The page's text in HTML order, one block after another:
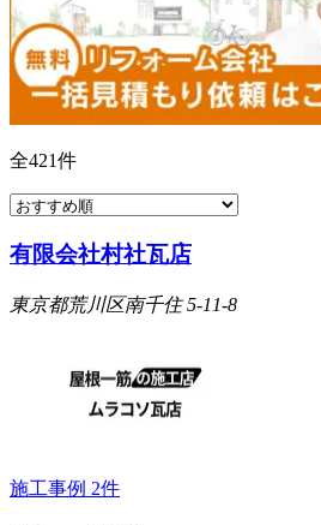
全421件
有限会社村社瓦店
東京都荒川区南千住 5-11-8
施工事例 2件